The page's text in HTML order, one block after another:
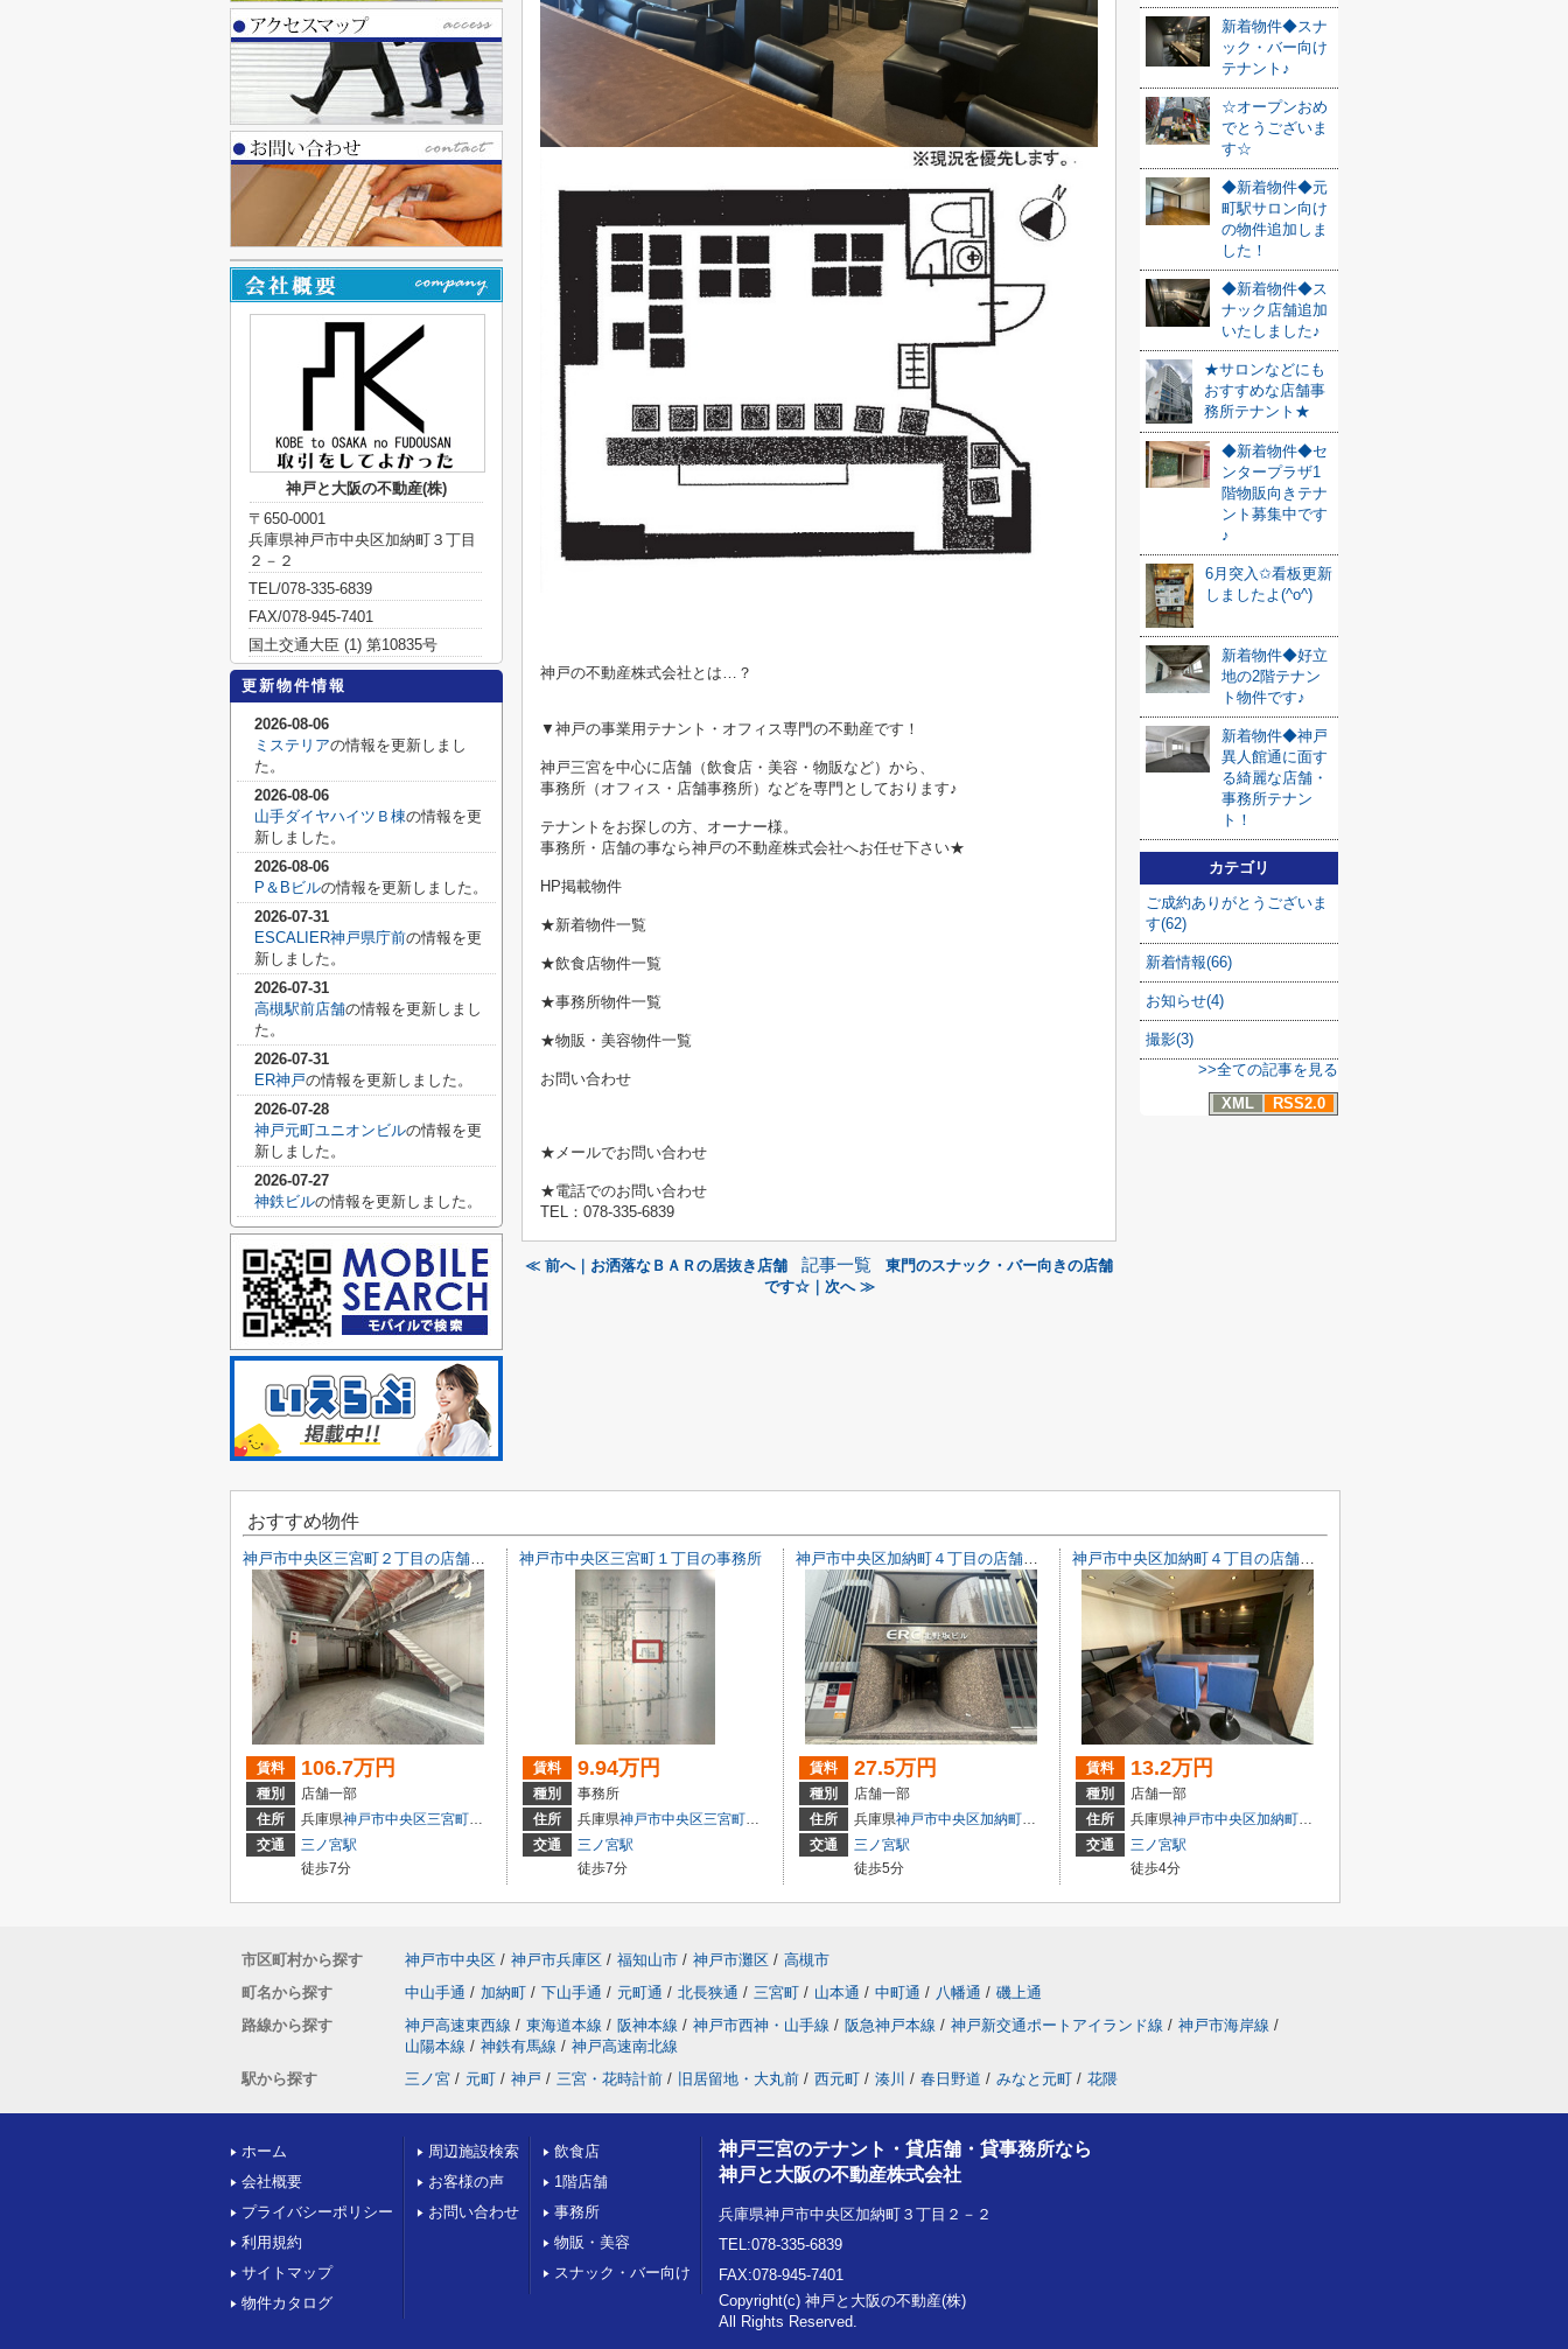
神戸の不動産株式会社とは…？
▼神戸の事業用テナント・オフィス専門の不動産です！
神戸三宮を中心に店舗（飲食店・美容・物販など）から、
事務所（オフィス・店舗事務所）などを専門としております♪
テナントをお探しの方、オーナー様。
事務所・店舗の事なら神戸の不動産株式会社へお任せ下さい★
HP掲載物件
★新着物件一覧
★飲食店物件一覧
★事務所物件一覧
★物販・美容物件一覧
お問い合わせ
★メールでお問い合わせ
★電話でのお問い合わせ
TEL：078-335-6839
≪ 前へ｜お洒落なＢＡＲの居抜き店舗 記事一覧
東門のスナック・バー向きの店舗
です☆｜次へ ≫
新着物件◆スナ
ック・バー向け
テナント♪
☆オープンおめ
でとうございま
す☆
◆新着物件◆元
町駅サロン向け
の物件追加しま
した！
◆新着物件◆ス
ナック店舗追加
いたしました♪
★サロンなどにも
おすすめな店舗事
務所テナント★
◆新着物件◆セ
ンタープラザ1
階物販向きテナ
ント募集中です
♪
6月突入✩看板更新
しましたよ(^o^)
新着物件◆好立
地の2階テナン
ト物件です♪
新着物件◆神戸
異人館通に面す
る綺麗な店舗・
事務所テナン
ト！
カテゴリ
ご成約ありがとうございま
す(62)
新着情報(66)
お知らせ(4)
撮影(3)
>>全ての記事を見る
XML
RSS2.0
神戸と大阪の不動産(株)
〒650-0001
兵庫県神戸市中央区加納町３丁目
２－２
TEL/078-335-6839
FAX/078-945-7401
国土交通大臣 (1) 第10835号
更新物件情報
2026-08-06
ミステリアの情報を更新しまし
た。
2026-08-06
山手ダイヤハイツＢ棟の情報を更
新しました。
2026-08-06
P＆Bビルの情報を更新しました。
2026-07-31
ESCALIER神戸県庁前の情報を更
新しました。
2026-07-31
高槻駅前店舗の情報を更新しまし
た。
2026-07-31
ER神戸の情報を更新しました。
2026-07-28
神戸元町ユニオンビルの情報を更
新しました。
2026-07-27
神鉄ビルの情報を更新しました。
おすすめ物件
神戸市中央区三宮町２丁目の店舗一部
賃料 106.7万円
種別
店舗一部
住所
兵庫県神戸市中央区三宮町２丁目9-3
交通
三ノ宮駅
徒歩7分
神戸市中央区三宮町１丁目の事務所
賃料 9.94万円
種別
事務所
住所
兵庫県神戸市中央区三宮町１丁目
交通
三ノ宮駅
徒歩7分
神戸市中央区加納町４丁目の店舗一部
賃料 27.5万円
種別
店舗一部
住所
兵庫県神戸市中央区加納町４丁目7-8
交通
三ノ宮駅
徒歩5分
神戸市中央区加納町４丁目の店舗一部
賃料 13.2万円
種別
店舗一部
住所
兵庫県神戸市中央区加納町４丁目9-29
交通
三ノ宮駅
徒歩4分
市区町村から探す 神戸市中央区 / 神戸市兵庫区 / 福知山市 / 神戸市灘区 / 高槻市
町名から探す
中山手通 / 加納町 / 下山手通 / 元町通 / 北長狭通 / 三宮町 / 山本通 / 中町通 / 八幡通 / 磯上通
路線から探す
神戸高速東西線 / 東海道本線 / 阪神本線 / 神戸市西神・山手線 / 阪急神戸本線 / 神戸新交通ポートアイランド線 / 神戸市海岸線 /
山陽本線 / 神鉄有馬線 / 神戸高速南北線
駅から探す
三ノ宮 / 元町 / 神戸 / 三宮・花時計前 / 旧居留地・大丸前 / 西元町 / 湊川 / 春日野道 / みなと元町 / 花隈
ホーム
会社概要
プライバシーポリシー
利用規約
サイトマップ
物件カタログ
周辺施設検索
お客様の声
お問い合わせ
飲食店
1階店舗
事務所
物販・美容
スナック・バー向け
神戸三宮のテナント・貸店舗・貸事務所なら
神戸と大阪の不動産株式会社
兵庫県神戸市中央区加納町３丁目２－２
TEL:078-335-6839
FAX:078-945-7401
Copyright(c) 神戸と大阪の不動産(株)
All Rights Reserved.